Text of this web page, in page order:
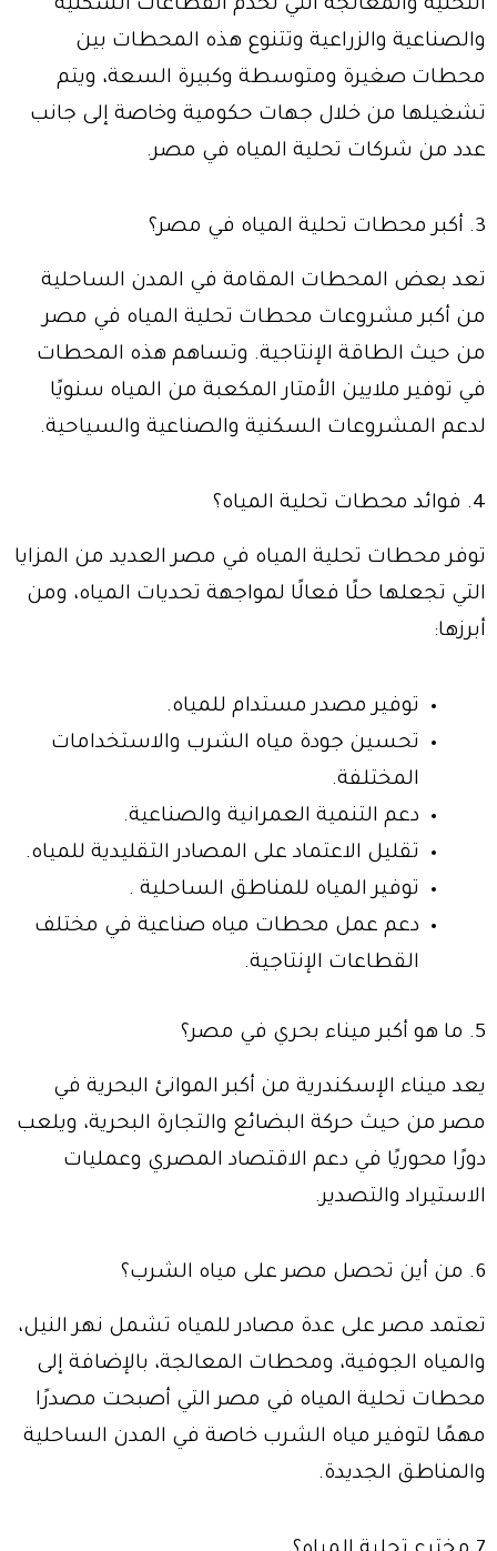
التحلية والمعالجة التي تخدم القطاعات السكنية
والصناعية والزراعية وتتنوع هذه المحطات بين
محطات صغيرة ومتوسطة وكبيرة السعة، ويتم
تشغيلها من خلال جهات حكومية وخاصة إلى جانب
عدد من شركات تحلية المياه في مصر.
3. أكبر محطات تحلية المياه في مصر؟
تعد بعض المحطات المقامة في المدن الساحلية
من أكبر مشروعات محطات تحلية المياه في مصر
من حيث الطاقة الإنتاجية. وتساهم هذه المحطات
في توفير ملايين الأمتار المكعبة من المياه سنويًا
لدعم المشروعات السكنية والصناعية والسياحية.
4. فوائد محطات تحلية المياه؟
توفر محطات تحلية المياه في مصر العديد من المزايا
التي تجعلها حلًا فعالًا لمواجهة تحديات المياه، ومن
أبرزها:
توفير مصدر مستدام للمياه.
تحسين جودة مياه الشرب والاستخدامات
المختلفة.
دعم التنمية العمرانية والصناعية.
تقليل الاعتماد على المصادر التقليدية للمياه.
توفير المياه للمناطق الساحلية .
دعم عمل محطات مياه صناعية في مختلف
القطاعات الإنتاجية.
5. ما هو أكبر ميناء بحري في مصر؟
يعد ميناء الإسكندرية من أكبر الموانئ البحرية في
مصر من حيث حركة البضائع والتجارة البحرية، ويلعب
دورًا محوريًا في دعم الاقتصاد المصري وعمليات
الاستيراد والتصدير.
6. من أين تحصل مصر على مياه الشرب؟
تعتمد مصر على عدة مصادر للمياه تشمل نهر النيل،
والمياه الجوفية، ومحطات المعالجة، بالإضافة إلى
محطات تحلية المياه في مصر التي أصبحت مصدرًا
مهمًا لتوفير مياه الشرب خاصة في المدن الساحلية
والمناطق الجديدة.